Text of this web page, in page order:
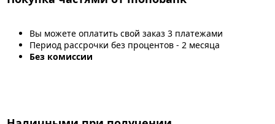
Вы можете оплатить свой заказ 3 платежами
Период рассрочки без процентов - 2 месяца
Без комиссии